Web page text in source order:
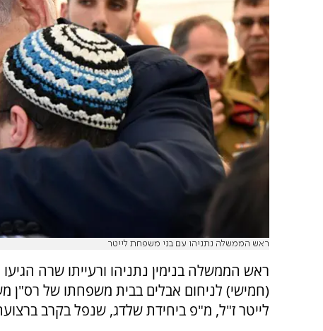
ראש הממשלה נתניהו עם בני משפחת לייטר
ראש הממשלה בנימין נתניהו ורעייתו שרה הגיעו
(חמישי) לניחום אבלים בבית משפחתו של רס"ן
לייטר ז"ל, מ"פ ביחידת שלדג, שנפל בקרב